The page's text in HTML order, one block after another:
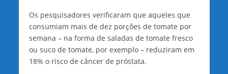
Os pesquisadores verificaram que aqueles que
consumiam mais de dez porções de tomate por
semana – na forma de saladas de tomate fresco
ou suco de tomate, por exemplo – reduziram em
18% o risco de câncer de próstata.